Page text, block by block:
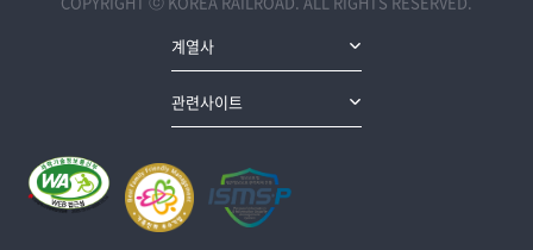
계열사
관련사이트